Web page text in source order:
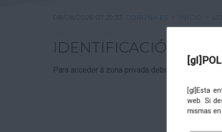
[gl]Esta
web. Si
mismas
08/08/2026 07:29:33 CORUNA.ES > INICIO >
IDENTIFICACIÓN
Para acceder á zona privada debe identificarse